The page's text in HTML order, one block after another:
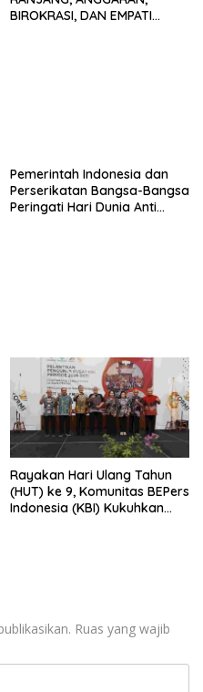
BIROKRASI, DAN EMPATI
Pemerintah Indonesia dan
Perserikatan Bangsa-Bangsa
Peringati Hari Dunia Anti
Rayakan Hari Ulang Tahun
(HUT) ke 9, Komunitas BEPers
Indonesia (KBI) Kukuhkan
Mancanegara”.Ruas yang wajib